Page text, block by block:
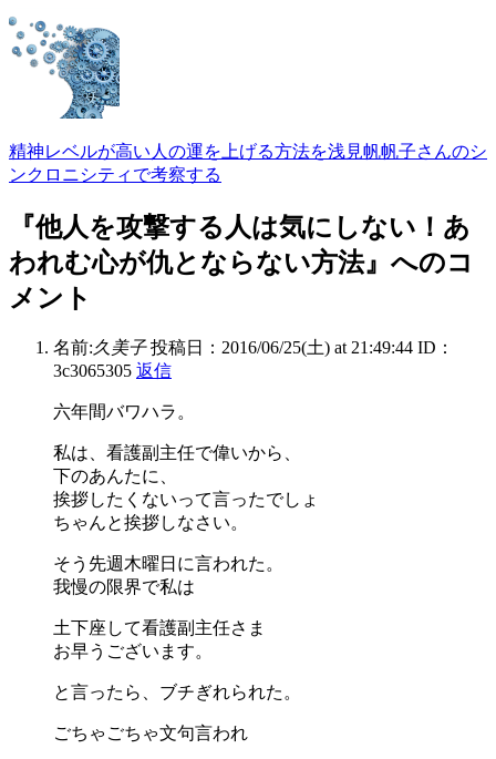
精神レベルが高い人の運を上げる方法を浅見帆帆子さんのシ
ンクロニシティで考察する
『他人を攻撃する人は気にしない！あ
われむ心が仇とならない方法』へのコ
メント
名前:久美子 投稿日：2016/06/25(土) at 21:49:44 ID：
3c3065305 返信
六年間バワハラ。
私は、看護副主任で偉いから、
下のあんたに、
挨拶したくないって言ったでしょ
ちゃんと挨拶しなさい。
そう先週木曜日に言われた。
我慢の限界で私は
土下座して看護副主任さま
お早うございます。
と言ったら、ブチぎれられた。
ごちゃごちゃ文句言われ